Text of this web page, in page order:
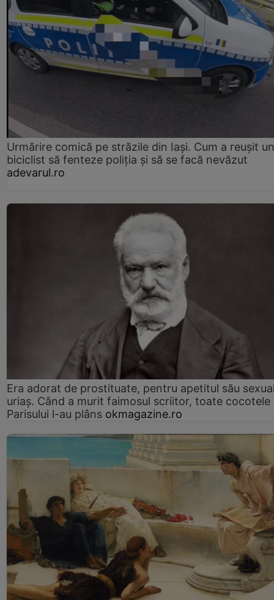
Urmărire comică pe străzile din Iași. Cum a reușit un
biciclist să fenteze poliția și să se facă nevăzut
adevarul.ro
Era adorat de prostituate, pentru apetitul său
uriaș. Când a murit faimosul scriitor, toate cocotele
Parisului l-au plâns okmagazine.ro